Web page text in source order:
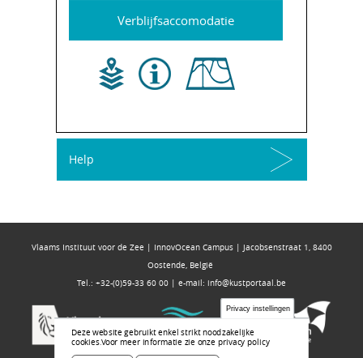
Verblijfsaccomodatie
Help
Vlaams Instituut voor de Zee | InnovOcean Campus | Jacobsenstraat 1, 8400
Oostende, België
Tel.: +32-(0)59-33 60 00 | e-mail: info@kustportaal.be
Privacy instellingen
Deze website gebruikt enkel strikt noodzakelijke
cookies.Voor meer informatie zie onze privacy policy